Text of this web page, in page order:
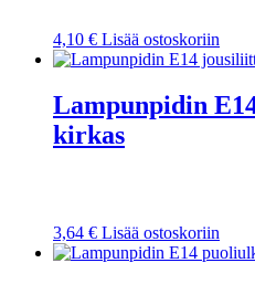
4,10 € Lisää ostoskoriin
Lampunpidin
kirkas
3,64 € Lisää ostoskoriin